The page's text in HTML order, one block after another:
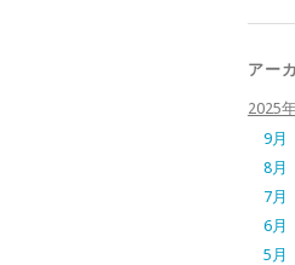
アー
2025
9月
8月
7月
6月
5月